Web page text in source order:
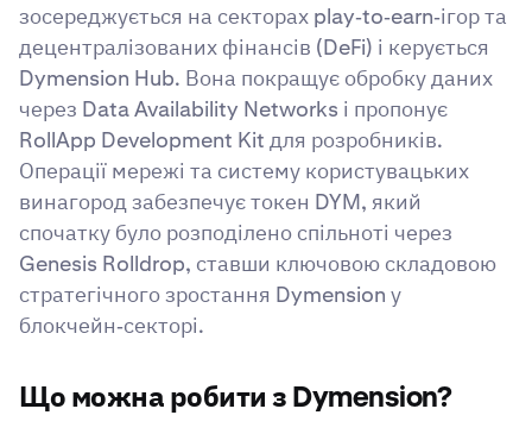
зосереджується на секторах play‑to‑earn‑ігор та
децентралізованих фінансів (DeFi) і керується
Dymension Hub. Вона покращує обробку даних
через Data Availability Networks і пропонує
RollApp Development Kit для розробників.
Операції мережі та систему користувацьких
винагород забезпечує токен DYM, який
спочатку було розподілено спільноті через
Genesis Rolldrop, ставши ключовою складовою
стратегічного зростання Dymension у
блокчейн‑секторі.
Що можна робити з Dymension?